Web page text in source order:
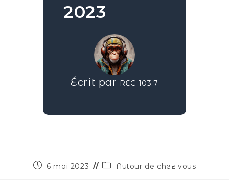
2023
Écrit par REC 103.7
6 mai 2023 Autour de chez vous